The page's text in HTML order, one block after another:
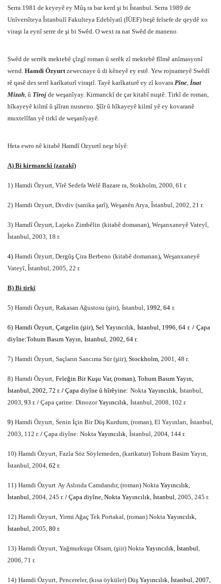
Serra 1981 de keyeyê ey Mûş ra bar kerd şi bi Îstanbul. Serra 1989 de
Unîversîteya Îstanbulî Fakulteya Edebîyatî (İÜEF) beşê felsefe de qeydê xo
viraşt la eynî serre de şi bi Swêd. O wext ra nat Swêd de maneno.
Swêd de serrêk mektebê çîzgî roman û serêk zî mektebê fîlmê anîmasyonî
wend. Hamdi Özyurtzewecnaye û di kêneyê ey estê. Yew rojnameyê Swêdî
rê qasê des serrî karîkaturî viraştî. Tayê karîkaturê ey zî kovara Pîne, İnat
Mizah, û Tîroj de weşanîyay. Kirmanckî de çar kitabî nuştê. Tirkî de roman,
hîkayeyê kilmî û şîîran nusneno. Şîîr û hîkayeyê kilmî yê ey kovaranê
muxtelîfan yê tirkî de weşanîyayê.
Heta ewro nê kitabê Hamdî Ozyurtî neşr bîyê:
A) Bi kirmanckî (zazakî)
1) Hamdi Özyurt, Vîrê Sedefa Welê Bazare ra, Stokholm, 2000, 61 r.
2) Hamdi Ozyurt, Divdiv (sanika şarî), Weşanên Arya, Îstanbul, 2002, 21 r.
3) Hamdî Özyurt, Lajeko Zimbêlin (kitabê domanan), Weşanxaneyê Vateyî,
Îstanbul, 2003, 18 r.
4) Hamdi Özyurt, Dergûş Çira Berbeno (kitabê domanan), Weşanxaneyê
Vateyî, Îstanbul, 2005, 22 r.
B) Bi tirkî
5) Hamdi Özyurt, Rakasan Ağustosu (şiir), İstanbul, 1992, 64 r.
6) Hamdi Özyurt, Çatgelin (şiir), Sel Yayıncılık, İstanbul, 1996, 64 r. / Çapa
diyîne:Tohum Basım Yayın, İstanbul, 2002, 64 r.
7) Hamdi Özyurt, Saçların Sancıma Sür (şiir), Stockholm, 2001, 48 r.
8) Hamdi Özyurt, Feleğin Bir Kuşu Var, (roman), Tohum Basım Yayın,
İstanbul, 2002, 72 r. / Çapa diyîne û hîrêyine: Nokta Yayıncılık, İstanbul,
2003, 93 r. / Çapa çarine: DinozorYayıncılık, İstanbul, 2008, 102 r.
9) Hamdi Özyurt, Senin İçin Bir Düş Kurdum, (roman), El Yayınları, İstanbul,
2003, 112 r. / Çapa diyîne: Nokta Yayıncılık, Îstanbul, 2004, 144 r.
10) Hamdi Özyurt, Fazla Söz Söylemeden, (karikatur) Tohum Basim Yayın,
İstanbul, 2004, 62 r.
11) Hamdi Özyurt Ay Aslında Camdandır, (roman) Nokta Yayıncılık,
İstanbul, 2004, 245 r. / Çapa diyîne, Nokta Yayıncılık, İstanbul, 2005, 245 r.
12) Hamdi Özyurt, Yirmi Ağaç Tek Portakal, (roman) Nokta Yayıncılık,
İstanbul, 2005, 80 r.
13) Hamdi Özyurt, Yağmurkuşu Olsam, (şiir) Nokta Yayıncılık, İstanbul,
2006, 71 r.
14) Hamdi Özyurt, Pencereler, (kısa öyküler) Düş Yayıncılık, İstanbul, 2007,